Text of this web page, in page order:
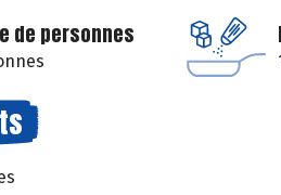
de personnes